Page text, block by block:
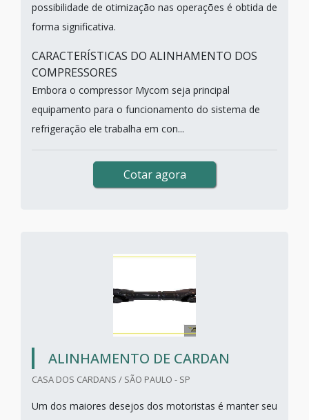
possibilidade de otimização nas operações é obtida de
forma significativa.
CARACTERÍSTICAS DO ALINHAMENTO DOS
COMPRESSORES
Embora o compressor Mycom seja principal
equipamento para o funcionamento do sistema de
refrigeração ele trabalha em con...
Cotar agora
ALINHAMENTO DE CARDAN
CASA DOS CARDANS / SÃO PAULO - SP
Um dos maiores desejos dos motoristas é manter seu